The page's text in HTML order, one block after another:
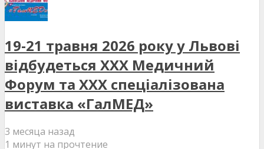
19-21 травня 2026 року у Львові
відбудеться XXX Медичний
Форум та XXX спеціалізована
виставка «ГалМЕД»
3 месяца назад
1 минут на прочтение